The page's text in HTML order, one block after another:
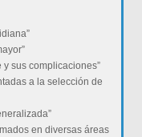
sus complicaciones”
a la selección de
en diversas áreas